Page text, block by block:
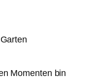
Momenten bin